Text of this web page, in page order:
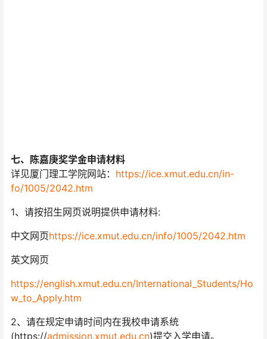
七、陈嘉庚奖学金申请材料
详见厦门理工学院网站： https://ice.xmut.edu.cn/in-
fo/1005/2042.htm
1、请按招生网页说明提供申请材料:
中文网页https://ice.xmut.edu.cn/info/1005/2042.htm
英文网页
https://english.xmut.edu.cn/International_Students/Ho
w_to_Apply.htm
2、请在规定申请时间内在我校申请系统
(https://admission.xmut.edu.cn)提交入学申请。